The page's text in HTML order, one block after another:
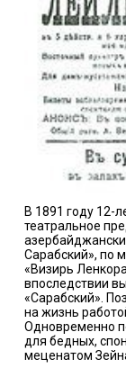
В 1891 году 12-
театральное
Сарабский», по
«Визирь
впоследствии
«Сарабский».
на жизнь
Одновременно
для бедных,
меценатом